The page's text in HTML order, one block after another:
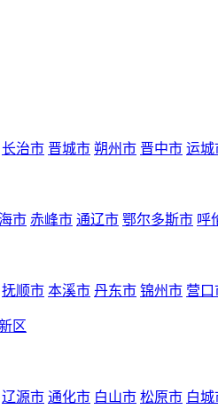
长治市 晋城市 朔州市 晋中市 运城
市 赤峰市 通辽市 鄂尔多斯市 呼
抚顺市 本溪市 丹东市 锦州市 营口
区
辽源市 通化市 白山市 松原市 白城